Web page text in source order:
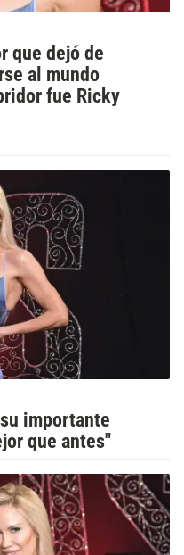
que dejó de
al mundo
fue Ricky
importante
que antes"